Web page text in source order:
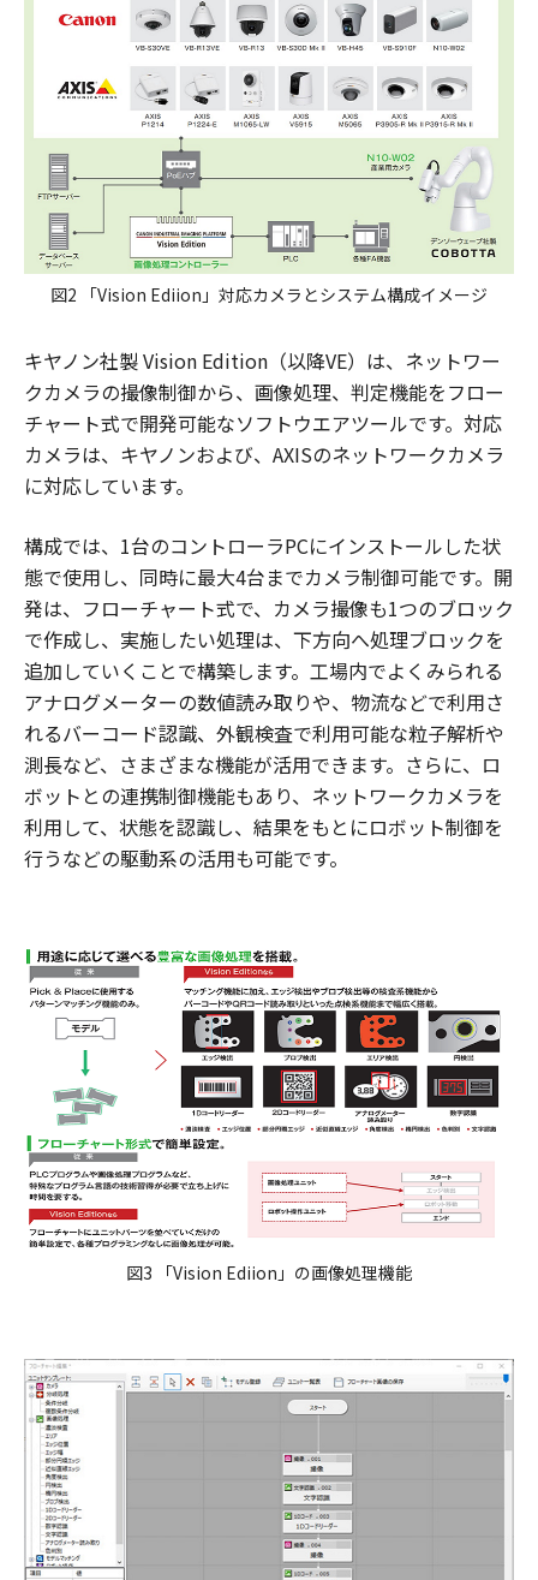
図2 「Vision Ediion」対応カメラとシステム構成イメージ
キヤノン社製 Vision Edition（以降VE）は、ネットワー
クカメラの撮像制御から、画像処理、判定機能をフロー
チャート式で開発可能なソフトウエアツールです。対応
カメラは、キヤノンおよび、AXISのネットワークカメラ
に対応しています。
構成では、1台のコントローラPCにインストールした状
態で使用し、同時に最大4台までカメラ制御可能です。開
発は、フローチャート式で、カメラ撮像も1つのブロック
で作成し、実施したい処理は、下方向へ処理ブロックを
追加していくことで構築します。工場内でよくみられる
アナログメーターの数値読み取りや、物流などで利用さ
れるバーコード認識、外観検査で利用可能な粒子解析や
測長など、さまざまな機能が活用できます。さらに、ロ
ボットとの連携制御機能もあり、ネットワークカメラを
利用して、状態を認識し、結果をもとにロボット制御を
行うなどの駆動系の活用も可能です。
図3 「Vision Ediion」の画像処理機能